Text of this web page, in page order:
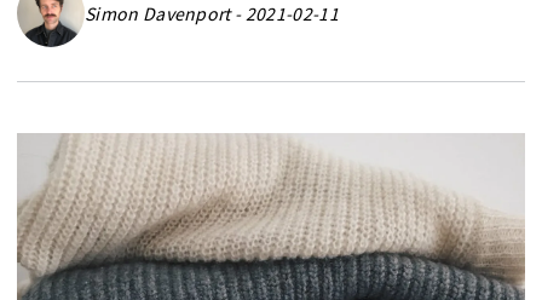
Simon Davenport - 2021-02-11